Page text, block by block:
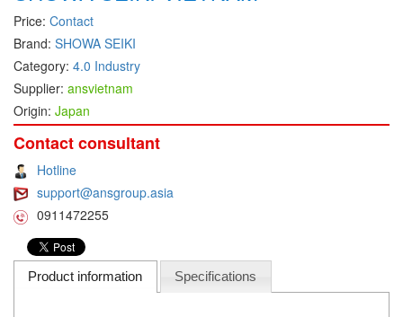
DEIF
DELTA
Delta Ohm
Delta sensor
Delta-mobrey
DEMA Engineering/ Foam- IT
DESAX
DET-TRONICS
Deublin
Price: Contact
Brand: SHOWA SEIKI
Category: 4.0 Industry
Supplier: ansvietnam
Origin: Japan
Contact consultant
Hotline
support@ansgroup.asia
0911472255
Product information Specifications